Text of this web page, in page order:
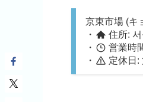
京東市場 (キ
・
住所:
・
営業時
・
定休日: